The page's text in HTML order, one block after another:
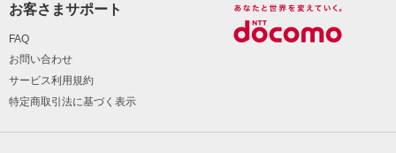
お客さまサポート
FAQ
お問い合わせ
サービス利用規約
特定商取引法に基づく表示